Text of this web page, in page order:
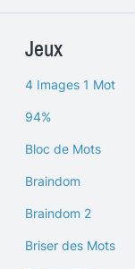
Jeux
4 Images 1 Mot
94%
Bloc de Mots
Braindom
Braindom 2
Briser des Mots